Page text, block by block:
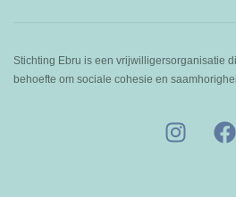
Stichting Ebru is een vrijwilligersorganisatie
behoefte om sociale cohesie en